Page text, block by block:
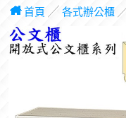
首頁 ╱ 各式辦公櫃